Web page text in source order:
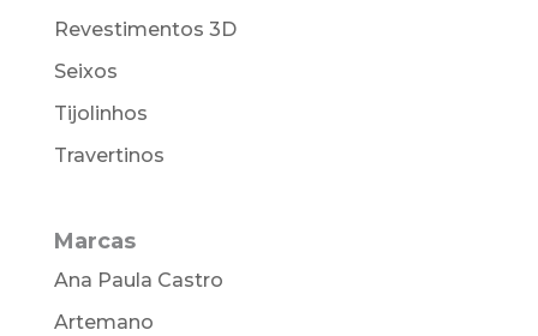
Revestimentos 3D
Seixos
Tijolinhos
Travertinos
Marcas
Ana Paula Castro
Artemano